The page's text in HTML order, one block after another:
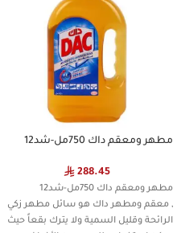
مطهر ومعقم داك 750مل-شد12
288.45
مطهر ومعقم داك 750مل-شد12
, معقم ومطهر داك هو سائل مطهر زكي
الرائحة وقليل السمية ولا يترك بقعاً حيث